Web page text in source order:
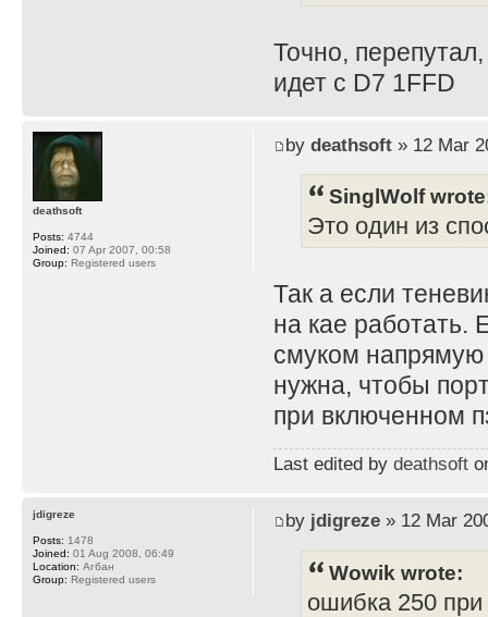
Точно,
идет с D7 1FFD
by deathsoft» 12 Mar
SinglWolf
Это один из
Так а если
на кае работать.
смуком напрямую
нужна, чтобы
при включенном
Last edited by deathsoft
deathsoft
Posts: 4744
Joined: 07 Apr 2007, 00:58
Group: Registered users
by jdigreze» 12 Mar
Wowik wrote:
ошибка 250
jdigreze
Posts: 1478
Joined: 01 Aug 2008, 06:49
Location: Агбан
Group: Registered users